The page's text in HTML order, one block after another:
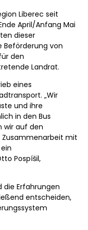
Liberec seit
April/Anfang Mai
dieser
Beförderung von
den
Landrat.
eines
„Wir
und ihre
in den Bus
wir auf den
Zusammenarbeit mit
Pospíšil,
die Erfahrungen
entscheiden,